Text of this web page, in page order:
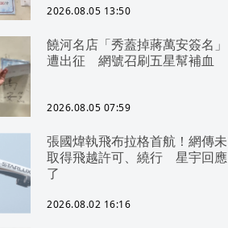
2026.08.05 13:50
饒河名店「秀蓋掉蔣萬安簽名」
遭出征 網號召刷五星幫補血
2026.08.05 07:59
張國煒執飛布拉格首航！網傳未
取得飛越許可、繞行 星宇回應
了
2026.08.02 16:16